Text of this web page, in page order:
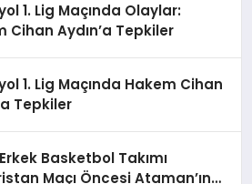
1. Lig Maçında Olaylar:
Cihan Aydın’a Tepkiler
1. Lig Maçında Hakem Cihan
Tepkiler
Basketbol Takımı
Maçı Öncesi Ataman’ın